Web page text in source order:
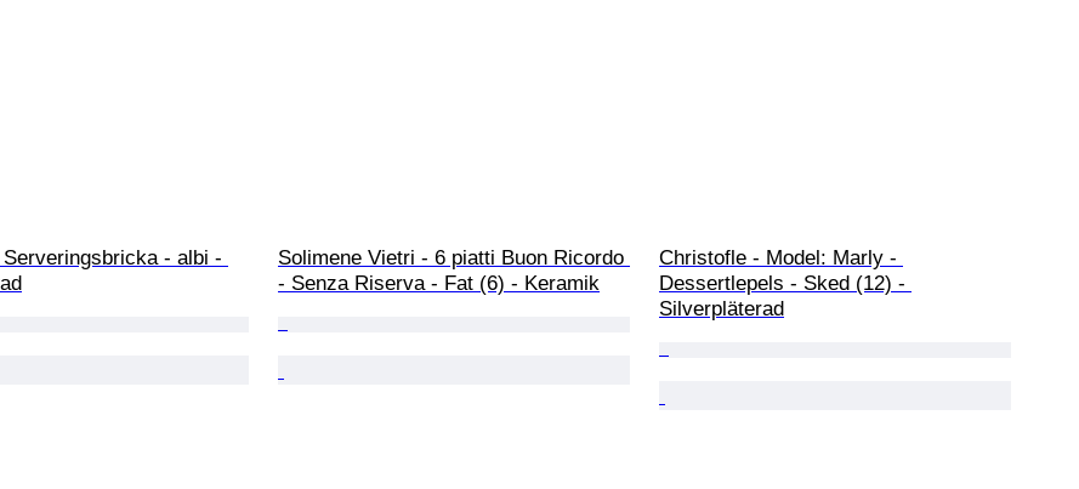
- albi -
Solimene Vietri - 6 piatti Buon Ricordo
- Senza Riserva - Fat (6) - Keramik
Christofle - Model: Marly -
Dessertlepels - Sked (12) -
Silverpläterad